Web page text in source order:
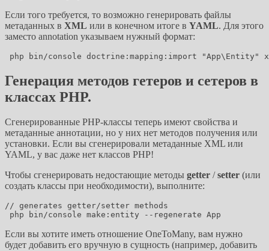
Если того требуется, то возможно генерировать файлы
метаданных в XML или в конечном итоге в YAML. Для этого
заместо annotation указываем нужный формат:
Генерация методов гетеров и сетеров в
классах PHP.
Сгенерированные PHP-классы теперь имеют свойства и
метаданные аннотации, но у них нет методов получения или
установки. Если вы сгенерировали метаданные XML или
YAML, у вас даже нет классов PHP!
Чтобы сгенерировать недостающие методы getter /setter (или
создать классы при необходимости), выполните:
// generates getter/setter methods
Если вы хотите иметь отношение OneToMany, вам нужно
будет добавить его вручную в сущность (например, добавить